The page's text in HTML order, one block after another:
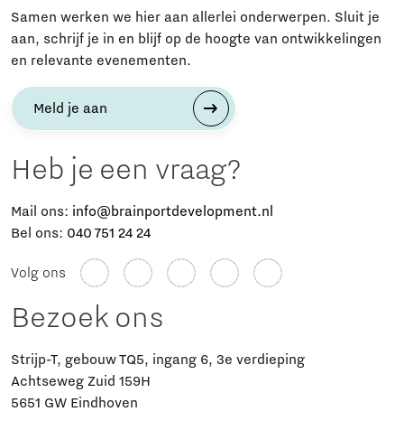
Samen werken we hier aan allerlei onderwerpen. Sluit je
aan, schrijf je in en blijf op de hoogte van ontwikkelingen
en relevante evenementen.
Meld je aan
Heb je een vraag?
Mail ons: info@brainportdevelopment.nl
Bel ons: 040 751 24 24
Volg ons
Bezoek ons
Strijp-T, gebouw TQ5, ingang 6, 3e verdieping
Achtseweg Zuid 159H
5651 GW Eindhoven